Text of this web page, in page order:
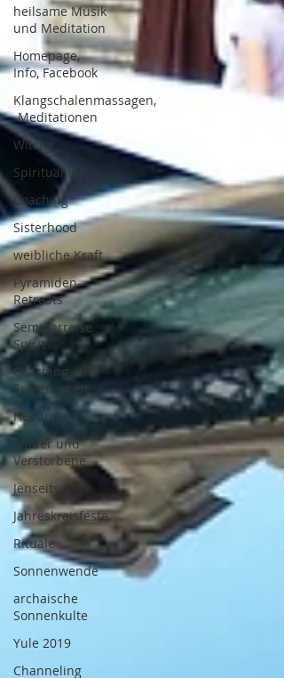
heilsame Musik
und Meditation
Homepage,
Info, Facebook
Klangschalenmassagen,
-Meditationen
Witchy
Spiritualität
Coaching
Sisterhood
weibliche Kraft
Pyramiden-
Retreats
Seminarreise
Spirit
Coaching und
Seelenarbeit
Heilung
Trauer und
Verstorbene
Jenseits
Jahreskreisfeste
Rituale
Sonnenwende
archaische
Sonnenkulte
Yule 2019
Channeling